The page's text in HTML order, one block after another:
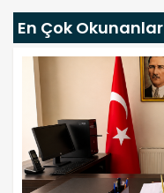
En Çok Okunanlar